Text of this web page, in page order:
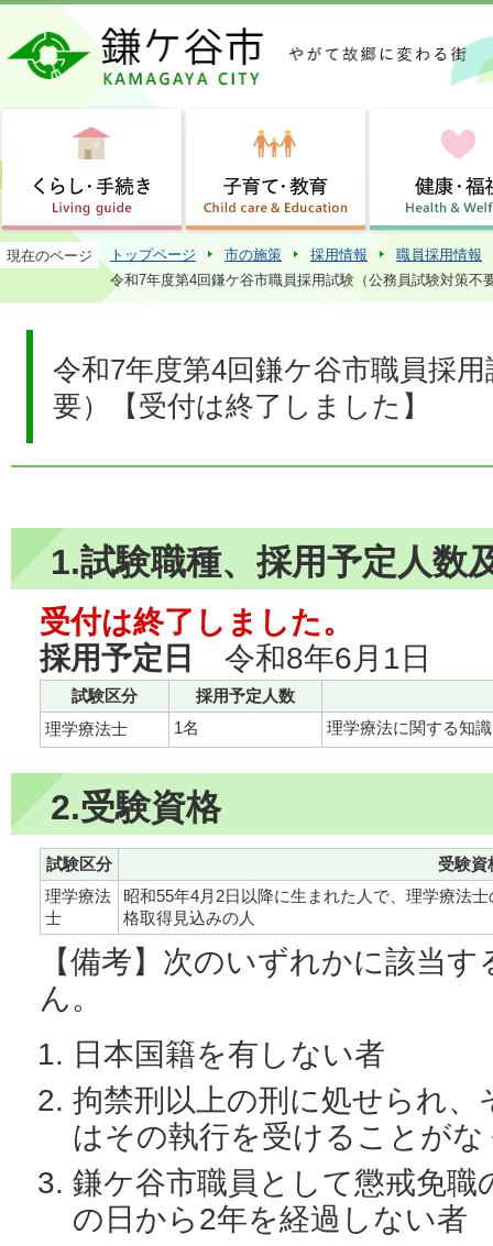
この
現在のページ トップページ 市の施策 採用情報
職員採用情報
令和7年度第4回鎌ケ谷市職員採用試験（公務員試験対策不
令和7年度第4回鎌ケ谷市職員採
要）【受付は終了しました】
1.試験職種、採用予定人数
受付は終了しました。
採用予定日
令和8年6月1日
試験区分
採用予定人数
理学療法士
1名 理学療法に関する知
2.受験資格
試験区分
受験資
理学療法
士
昭和55年4月2日以降に生まれた人で、理学療法
格取得見込みの人
【備考】次のいずれかに該当
ん。
日本国籍を有しない者
拘禁刑以上の刑に処せられ
はその執行を受けることが
鎌ケ谷市職員として懲戒免職
の日から2年を経過しない者